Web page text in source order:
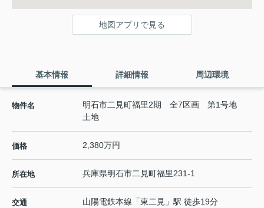
地図アプリで見る
基本情報 詳細情報 周辺環境
物件名
明石市二見町福里2期 全7区画 第1号地
土地
価格 2,380万円
所在地 兵庫県明石市二見町福里231-1
交通 山陽電鉄本線 「東二見 」駅 徒歩19分